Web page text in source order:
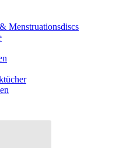
Menstruationsdiscs